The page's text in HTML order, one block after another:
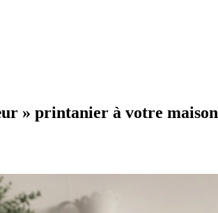
» printanier à votre maison